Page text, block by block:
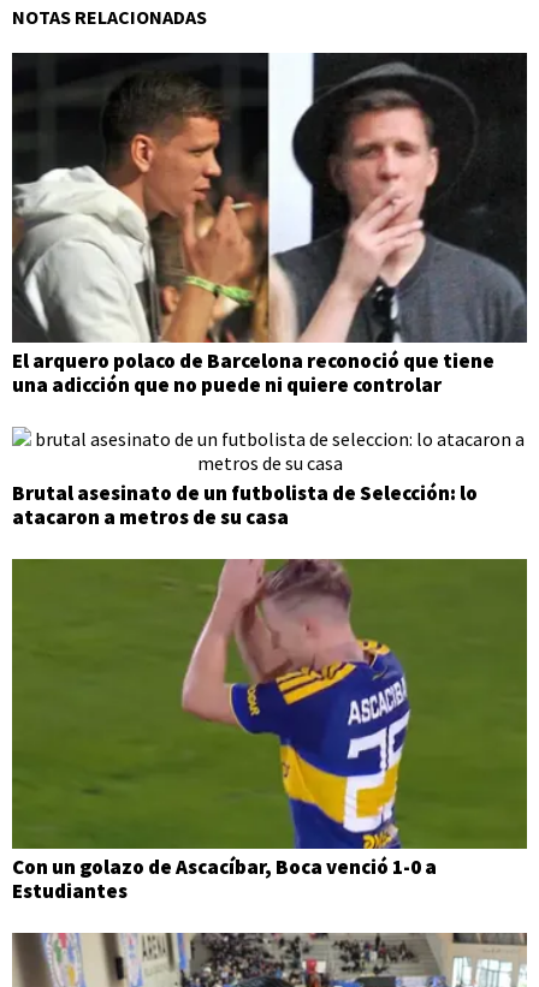
NOTAS RELACIONADAS
El arquero polaco de Barcelona reconoció que tiene
una adicción que no puede ni quiere controlar
Brutal asesinato de un futbolista de Selección: lo
atacaron a metros de su casa
Con un golazo de Ascacíbar, Boca venció 1-0 a
Estudiantes